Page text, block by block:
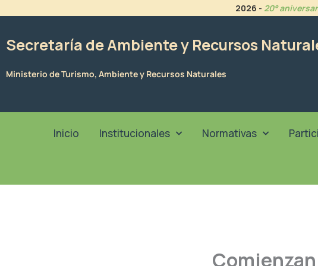
2026 - 20°
Secretaría de Ambiente y Recursos
Ministerio de Turismo, Ambiente y Recursos Naturales
Inicio Institucionales Normativas